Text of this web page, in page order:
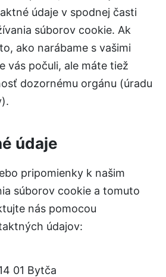
údaje v spodnej časti
súborov cookie. Ak
ako narábame s vašimi
vás počuli, ale máte tiež
dozornému orgánu (úradu
údaje
pripomienky k našim
súborov cookie a tomuto
nás pomocou
údajov:
01 Bytča